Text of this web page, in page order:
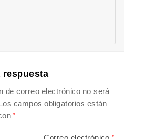
respuesta
de correo electrónico no será
campos obligatorios están
*
*